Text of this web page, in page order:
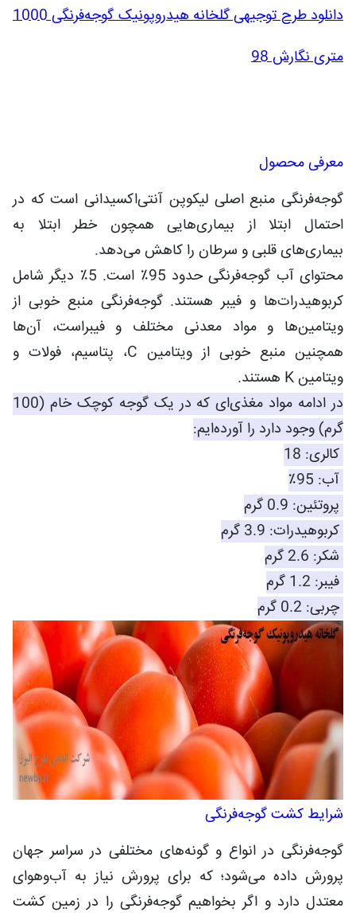
دانلود طرح توجیهی گلخانه هیدروپونیک گوجه‌فرنگی 1000
متری نگارش 98
معرفی محصول
گوجه‌فرنگی منبع اصلی لیکوپن آنتی‌اکسیدانی است که در
احتمال ابتلا از بیماری‌هایی همچون خطر ابتلا به
بیماری‌های قلبی و سرطان را کاهش می‌دهد.
محتوای آب گوجه‌فرنگی حدود 95٪ است. 5٪ دیگر شامل
کربوهیدرات‌ها و فیبر هستند. گوجه‌فرنگی منبع خوبی از
ویتامین‌ها و مواد معدنی مختلف و فیبراست، آن‌ها
همچنین منبع خوبی از ویتامین C، پتاسیم، فولات و
ویتامینK هستند.
در ادامه مواد مغذی‌ای که در یک گوجه کوچک خام (100
گرم) وجود دارد را آورده‌ایم:
کالری: 18
آب: 95٪
پروتئین: 0.9 گرم
کربوهیدرات: 3.9 گرم
شکر: 2.6 گرم
فیبر: 1.2 گرم
چربی: 0.2 گرم
شرایط کشت گوجه‌فرنگی
گوجه‌فرنگی در انواع و گونه‌های مختلفی در سراسر جهان
پرورش داده می‌شود؛ که برای پرورش نیاز به آب‌وهوای
معتدل دارد و اگر بخواهیم گوجه‌فرنگی را در زمین کشت